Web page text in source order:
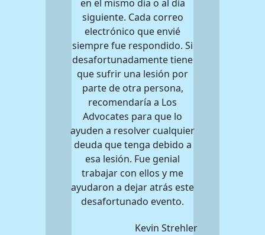
en el mismo día o al día
siguiente. Cada correo
electrónico que envié
siempre fue respondido. Si
desafortunadamente tiene
que sufrir una lesión por
parte de otra persona,
recomendaría a Los
Advocates para que lo
ayuden a resolver cualquier
deuda que tenga debido a
esa lesión. Fue genial
trabajar con ellos y me
ayudaron a dejar atrás este
desafortunado evento.
Kevin Strehler